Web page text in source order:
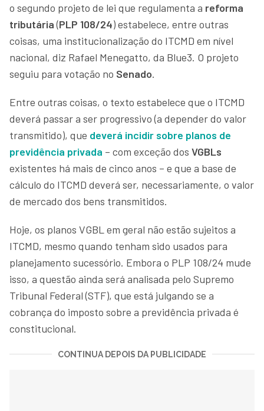
o segundo projeto de lei que regulamenta a reforma
tributária(PLP 108/24) estabelece, entre outras
coisas, uma institucionalização do ITCMD em nível
nacional, diz Rafael Menegatto, da Blue3. O projeto
seguiu para votação no Senado.
Entre outras coisas, o texto estabelece que o ITCMD
deverá passar a ser progressivo (a depender do valor
transmitido), que deverá incidir sobre planos de
previdência privada – com exceção dos VGBLs
existentes há mais de cinco anos – e que a base de
cálculo do ITCMD deverá ser, necessariamente, o valor
de mercado dos bens transmitidos.
Hoje, os planos VGBL em geral não estão sujeitos a
ITCMD, mesmo quando tenham sido usados para
planejamento sucessório. Embora o PLP 108/24 mude
isso, a questão ainda será analisada pelo Supremo
Tribunal Federal (STF), que está julgando se a
cobrança do imposto sobre a previdência privada é
constitucional.
CONTINUA DEPOIS DA PUBLICIDADE